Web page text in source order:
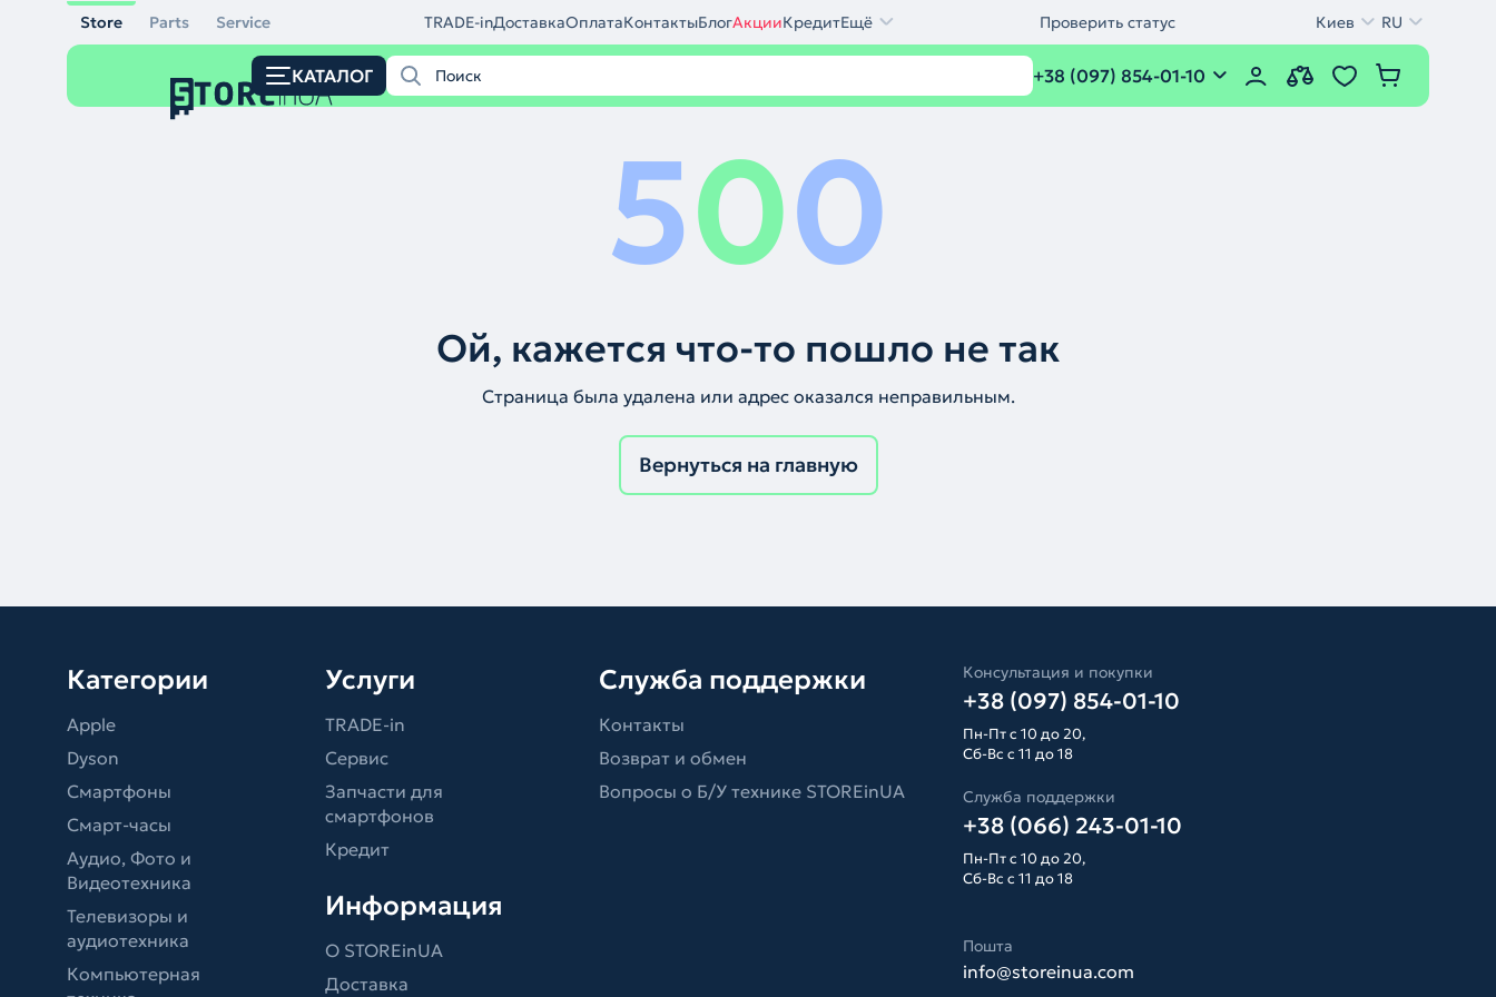
Store Parts Service TRADE-inДоставкаОплатаКонтактыБлогАкцииКредитЕщё Проверить статус Киев RU
КАТАЛОГ +38 (097) 854-01-10
500
Ой, кажется что-то пошло не так
Страница была удалена или адрес оказался неправильным.
Вернуться на главную
Категории
Apple
Dyson
Смартфоны
Смарт-часы
Аудио, Фото и
Видеотехника
Телевизоры и
аудиотехника
Компьютерная
Услуги
TRADE-in
Сервис
Запчасти для
смартфонов
Кредит
Информация
О STOREinUA
Доставка
Служба поддержки
Контакты
Возврат и обмен
Вопросы о Б/У технике STOREinUA
Консультация и покупки
+38 (097) 854-01-10
Пн-Пт с 10 до 20,
Сб-Вс с 11 до 18
Служба поддержки
+38 (066) 243-01-10
Пн-Пт с 10 до 20,
Сб-Вс с 11 до 18
Пошта
info@storeinua.com